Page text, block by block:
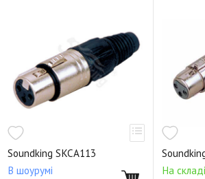
Soundking SKCA113
В шоурумі
На складі